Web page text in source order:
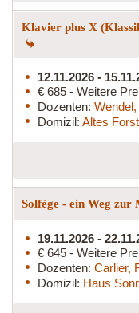
Klavier plus X
12.11.2026 -
€ 685 - Weitere
Dozenten:
Domizil: Altes
Solfège - ein Weg zur
19.11.2026 -
€ 645 - Weitere
Dozenten: Carlier,
Domizil: Haus